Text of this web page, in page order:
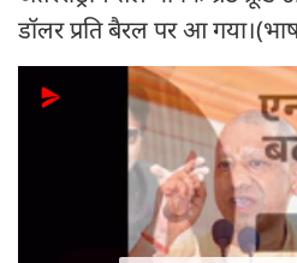
डॉलर प्रति बैरल पर आ